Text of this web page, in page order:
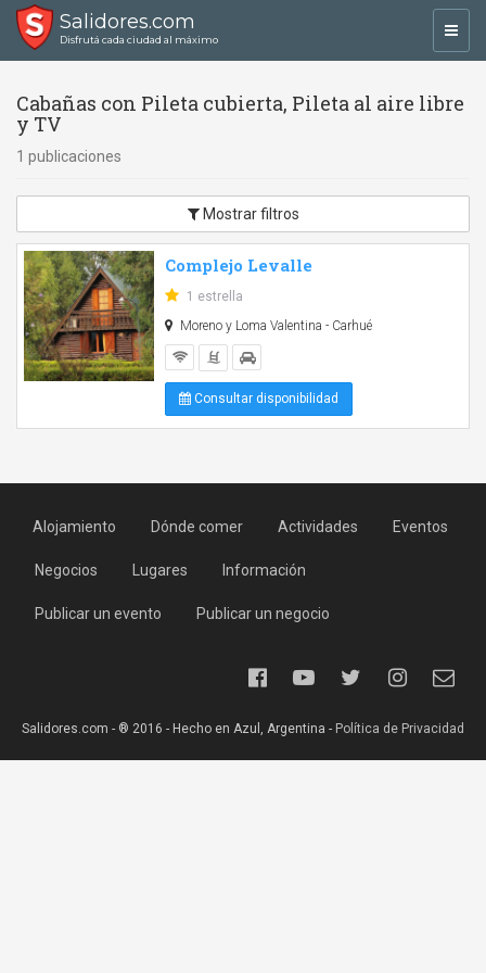
Salidores.com
Disfrutá cada ciudad al máximo
Cabañas con Pileta cubierta, Pileta al aire libre
y TV
1 publicaciones
Mostrar filtros
Complejo Levalle
1 estrella
Moreno y Loma Valentina - Carhué
Consultar disponibilidad
Alojamiento Dónde comer Actividades Eventos
Negocios Lugares Información
Publicar un evento Publicar un negocio
Salidores.com - ® 2016 - Hecho en Azul, Argentina - Política de Privacidad